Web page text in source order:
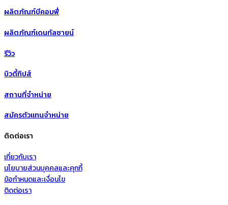
ผลิตภัณฑ์บีคอมฟี่
ผลิตภัณฑ์เดนทัลซายน์
รีวิว
บิวตี้ทิปส์
สถานที่จำหน่าย
สมัครตัวแทนจำหน่าย
ติดต่อเรา
เกี่ยวกับเรา
นโยบายส่วนบุคคลและคุกกี้
ข้อกำหนดและเงื่อนไข
ติดต่อเรา